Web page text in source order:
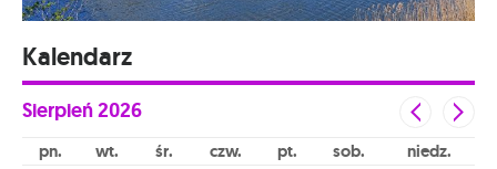
Kalendarz
Sierpień2026
pn wt śr czw pt sob niedz